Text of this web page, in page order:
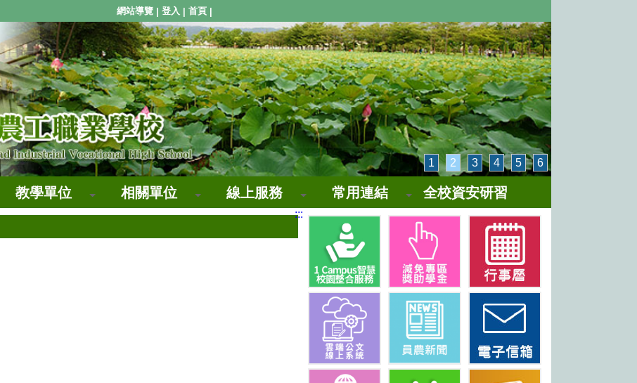
網站導覽 | 登入 | 首頁 |
1 2 3 4 5 6
教學單位 相關單位 線上服務 常用連結 全校資安研習
:::